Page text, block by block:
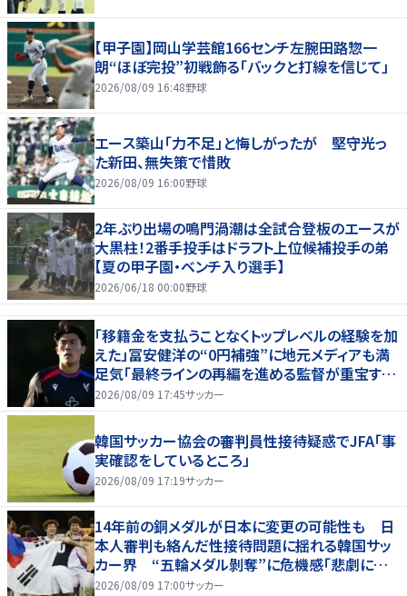
【甲子園】岡山学芸館166センチ左腕田路惣一
朗“ほぼ完投”初戦飾る「バックと打線を信じて」
2026/08/09 16:48野球
エース築山「力不足」と悔しがったが 堅守光っ
た新田、無失策で惜敗
2026/08/09 16:00野球
2年ぶり出場の鳴門渦潮は全試合登板のエースが
大黒柱！2番手投手はドラフト上位候補投手の弟
【夏の甲子園・ベンチ入り選手】
2026/06/18 00:00野球
「移籍金を支払うことなくトップレベルの経験を加
えた」冨安健洋の“0円補強”に地元メディアも満
足気「最終ラインの再編を進める監督が重宝する
柔軟性を備えている」
2026/08/09 17:45サッカー
韓国サッカー協会の審判員性接待疑惑でJFA「事
実確認をしているところ」
2026/08/09 17:19サッカー
14年前の銅メダルが日本に変更の可能性も 日
本人審判も絡んだ性接待問題に揺れる韓国サッ
カー界 “五輪メダル剝奪”に危機感「悲劇に見
舞われる」
2026/08/09 17:00サッカー